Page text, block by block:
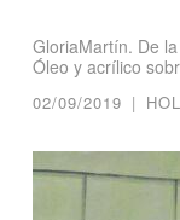
GloriaMartín. De
Óleo y acrílico
02/09/2019 |